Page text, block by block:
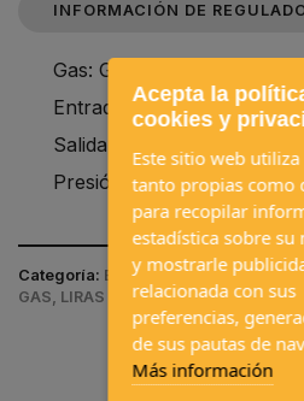
INFORMACIÓN DE
Gas: GLP / Butano /
Entrada: G56.
Salida: H51.
Presión: 29 mbar.
Categoría: EQUIPAMIENTOS
GAS, LIRAS Y ALARMAS DE GAS
Acepta la
cookies y
Este sitio web
tanto propias como
para recopilar
estadística sobre su
y mostrarle
relacionada con sus
preferencias,
de sus pautas de
Más información